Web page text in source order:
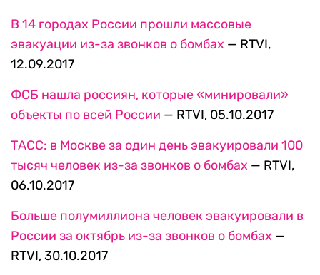
В 14 городах России прошли массовые
эвакуации из-за звонков о бомбах — RTVI,
12.09.2017
ФСБ нашла россиян, которые «минировали»
объекты по всей России — RTVI, 05.10.2017
ТАСС: в Москве за один день эвакуировали 100
тысяч человек из-за звонков о бомбах — RTVI,
06.10.2017
Больше полумиллиона человек эвакуировали в
России за октябрь из-за звонков о бомбах —
RTVI, 30.10.2017